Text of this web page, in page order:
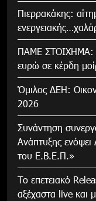
Πιερρακάκης:
ΠΑΜΕ ΣΤΟΙΧΗΜΑ:
ευρώ σε κέρδη
Όμιλος ΔΕΗ:
2026
Συνάντηση
Ανάπτυξης
του Ε.Β.Ε.Π.»
Το επετειακό
αξέχαστα live και